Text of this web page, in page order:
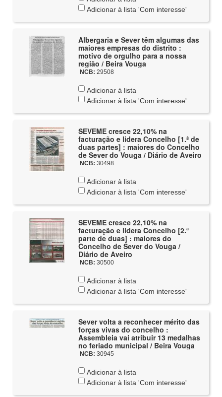
Adicionar à lista 'Com interesse'
Albergaria e Sever têm algumas das
maiores empresas do distrito :
motivo de orgulho para a nossa
região / Beira Vouga
NCB: 29508
Adicionar à lista
Adicionar à lista 'Com interesse'
SEVEME cresce 22,10% na
facturação e lidera Concelho [1.ª de
duas partes] : maiores do Concelho
de Sever do Vouga / Diário de Aveiro
NCB: 30498
Adicionar à lista
Adicionar à lista 'Com interesse'
SEVEME cresce 22,10% na
facturação e lidera Concelho [2.ª
parte de duas] : maiores do
Concelho de Sever do Vouga /
Diário de Aveiro
NCB: 30500
Adicionar à lista
Adicionar à lista 'Com interesse'
Sever volta a reconhecer mérito das
forças vivas do concelho :
Assembleia vai atribuir 13 medalhas
no feriado municipal / Beira Vouga
NCB: 30945
Adicionar à lista
Adicionar à lista 'Com interesse'